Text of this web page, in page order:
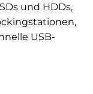
und HDDs,
USB-